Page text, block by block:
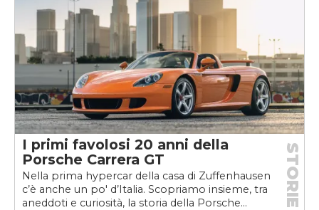
I primi favolosi 20 anni della
Porsche Carrera GT
Nella prima hypercar della casa di Zuffenhausen
c’è anche un po' d’Italia. Scopriamo insieme, tra
aneddoti e curiosità, la storia della Porsche...
STORIE